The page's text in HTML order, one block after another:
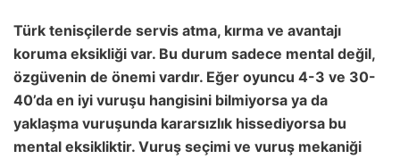
Türk tenisçilerde servis atma, kırma ve avantajı
koruma eksikliği var. Bu durum sadece mental değil,
özgüvenin de önemi vardır. Eğer oyuncu 4-3 ve 30-
40’da en iyi vuruşu hangisini bilmiyorsa ya da
yaklaşma vuruşunda kararsızlık hissediyorsa bu
mental eksikliktir. Vuruş seçimi ve vuruş mekaniği